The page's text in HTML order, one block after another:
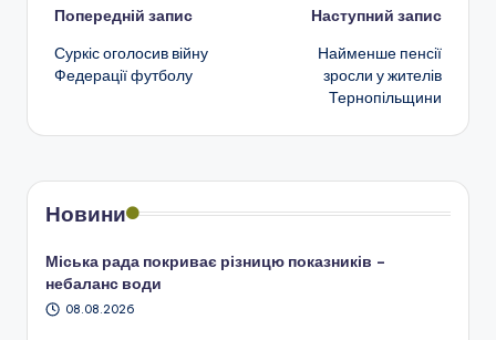
Навігація
по
Попередній запис
Суркіс оголосив війну
Федерації футболу
Наступний запис
Найменше пенсії
зросли у жителів
Тернопільщини
Новини
Міська рада покриває різницю показників –
небаланс води
08.08.2026